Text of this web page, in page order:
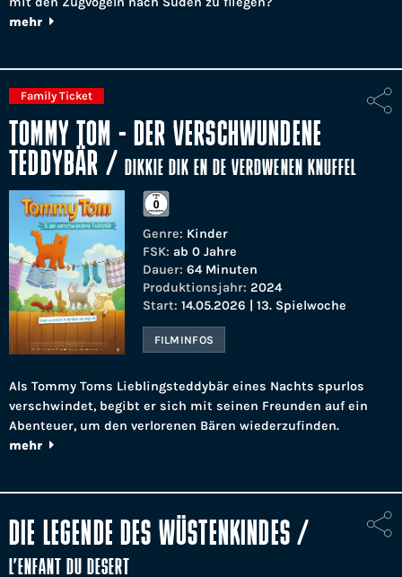
mehr
Family Ticket
TOMMY TOM - DER VERSCHWUNDENE
TEDDYBÄR / DIKKIE DIK EN DE VERDWENEN KNUFFEL
Genre: Kinder
FSK: ab 0 Jahre
Dauer: 64 Minuten
Produktionsjahr: 2024
Start: 14.05.2026 | 13. Spielwoche
FILMINFOS
Als Tommy Toms Lieblingsteddybär eines Nachts spurlos
verschwindet, begibt er sich mit seinen Freunden auf ein
Abenteuer, um den verlorenen Bären wiederzufinden.
mehr
DIE LEGENDE DES WÜSTENKINDES /
L’ENFANT DU DESERT